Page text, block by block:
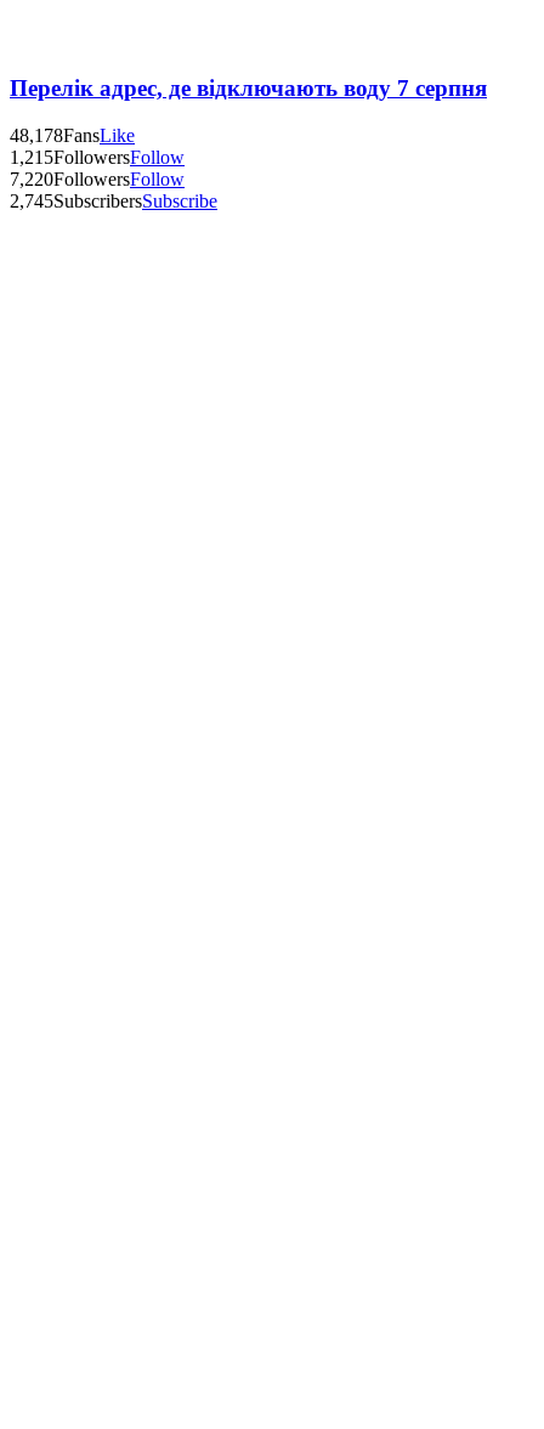
Перелік адрес, де відключають воду 7 серпня
48,178FansLike
1,215FollowersFollow
7,220FollowersFollow
2,745SubscribersSubscribe